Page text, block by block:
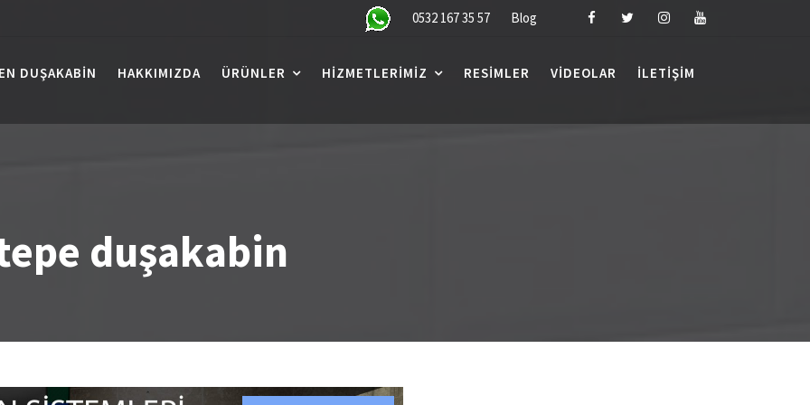
0532 167 35 57 Blog
DUŞAKABIN HAKKIMIZDA ÜRÜNLER HIZMETLERIMIZ RESIMLER VIDEOLAR İLETIŞIM
duşakabin